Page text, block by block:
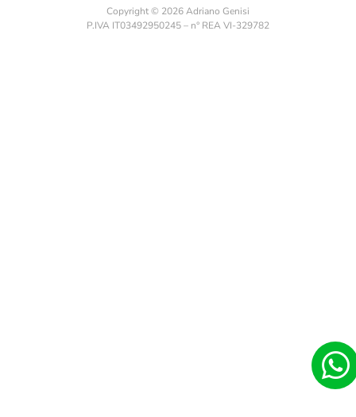
Copyright © 2026 Adriano Genisi
P.IVA IT03492950245 – n° REA VI-329782